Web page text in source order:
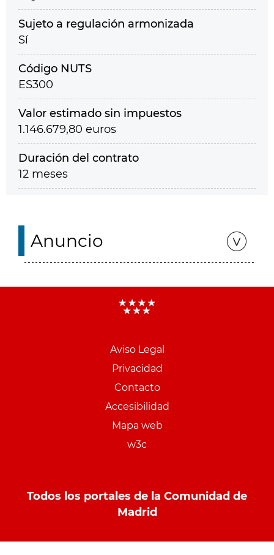
Sujeto a regulación armonizada
Sí
Código NUTS
ES300
Valor estimado sin impuestos
1.146.679,80 euros
Duración del contrato
12 meses
Anuncio
Aviso Legal
Privacidad
Contacto
Accesibilidad
Mapa web
w3c
Todos los portales de la Comunidad de
Madrid